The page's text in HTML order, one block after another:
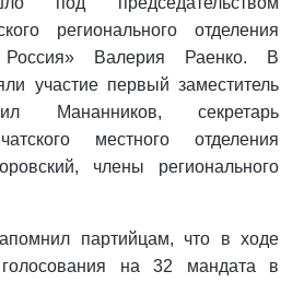
регионального отделения
Валерия Раенко. В
участие первый заместитель
Мананников, секретарь
местного отделения
члены регионального
партийцам, что в ходе
голосования на 32 мандата в